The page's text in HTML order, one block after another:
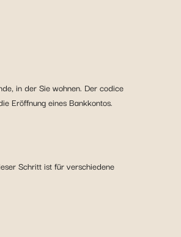
in der Sie wohnen. Der codice
Eröffnung eines Bankkontos.
Schritt ist für verschiedene